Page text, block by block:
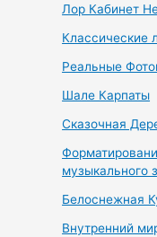
Лор Кабинет
Классические
Реальные
Шале Карпаты
Сказочная
музыкального
Белоснежная
Внутренний